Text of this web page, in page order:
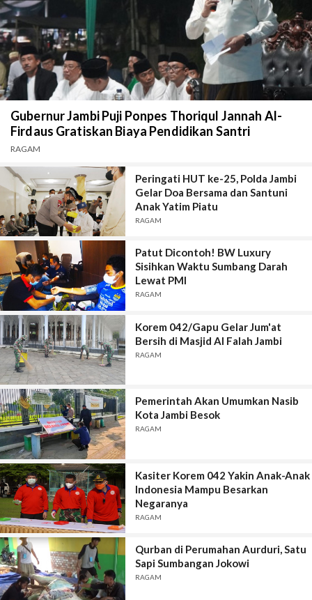
Gubernur Jambi Puji Ponpes Thoriqul Jannah Al-
Firdaus Gratiskan Biaya Pendidikan Santri
RAGAM
Peringati HUT ke-25, Polda Jambi
Gelar Doa Bersama dan Santuni
Anak Yatim Piatu
RAGAM
Patut Dicontoh! BW Luxury
Sisihkan Waktu Sumbang Darah
Lewat PMI
RAGAM
Korem 042/Gapu Gelar Jum'at
Bersih di Masjid Al Falah Jambi
RAGAM
Pemerintah Akan Umumkan Nasib
Kota Jambi Besok
RAGAM
Kasiter Korem 042 Yakin Anak-Anak
Indonesia Mampu Besarkan
Negaranya
RAGAM
Qurban di Perumahan Aurduri, Satu
Sapi Sumbangan Jokowi
RAGAM